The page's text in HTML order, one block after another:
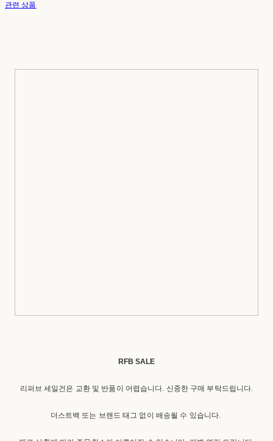
관련 상품
RFB SALE
리퍼브 세일건은 교환 및 반품이 어렵습니다. 신중한 구매 부탁드립니다.
더스트백 또는 브랜드 태그 없이 배송될 수 있습니다.